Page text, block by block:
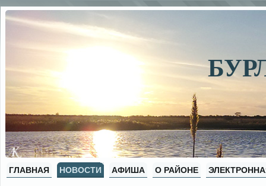
ГЛАВНАЯ НОВОСТИ АФИША О РАЙОНЕ